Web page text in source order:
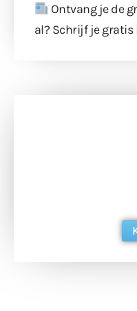
Ontvang je de
al? Schrijf je gratis